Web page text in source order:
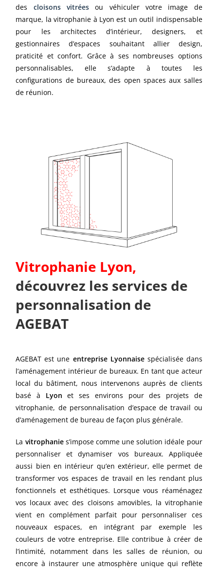
des cloisons vitrées ou véhiculer votre image de
marque, la vitrophanie à Lyon est un outil indispensable
pour les architectes d’intérieur, designers, et
gestionnaires d’espaces souhaitant allier design,
praticité et confort. Grâce à ses nombreuses options
personnalisables, elle s’adapte à toutes les
configurations de bureaux, des open spaces aux salles
de réunion.
Vitrophanie Lyon,
découvrez les services de
personnalisation de
AGEBAT
AGEBAT est une entreprise Lyonnaisespécialisée dans
l’aménagement intérieur de bureaux. En tant que acteur
local du bâtiment, nous intervenons auprès de clients
basé à Lyon et ses environs pour des projets de
vitrophanie, de personnalisation d’espace de travail ou
d’aménagement de bureau de façon plus générale.
La vitrophanies’impose comme une solution idéale pour
personnaliser et dynamiser vos bureaux. Appliquée
aussi bien en intérieur qu’en extérieur, elle permet de
transformer vos espaces de travail en les rendant plus
fonctionnels et esthétiques. Lorsque vous réaménagez
vos locaux avec des cloisons amovibles, la vitrophanie
vient en complément parfait pour personnaliser ces
nouveaux espaces, en intégrant par exemple les
couleurs de votre entreprise. Elle contribue à créer de
l’intimité, notamment dans les salles de réunion, ou
encore à instaurer une atmosphère unique qui reflète